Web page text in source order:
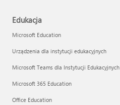
Edukacja
Microsoft Education
Urządzenia dla instytucji edukacyjnych
Microsoft Teams dla Instytucji Edukacyjnych
Microsoft 365 Education
Office Education